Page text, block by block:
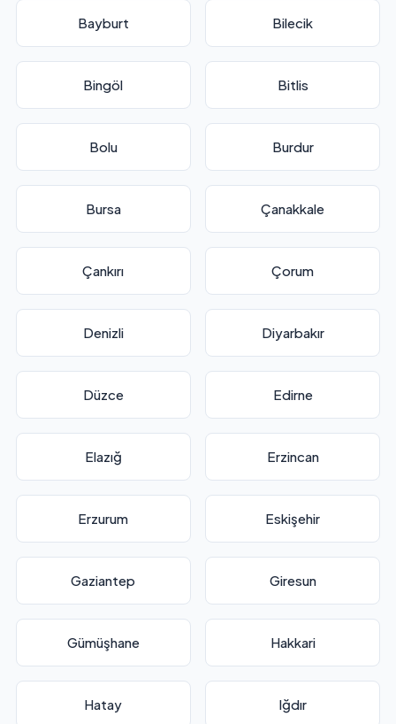
Bayburt Bilecik
Bingöl Bitlis
Bolu Burdur
Bursa Çanakkale
Çankırı Çorum
Denizli Diyarbakır
Düzce Edirne
Elazığ Erzincan
Erzurum Eskişehir
Gaziantep Giresun
Gümüşhane Hakkari
Hatay Iğdır